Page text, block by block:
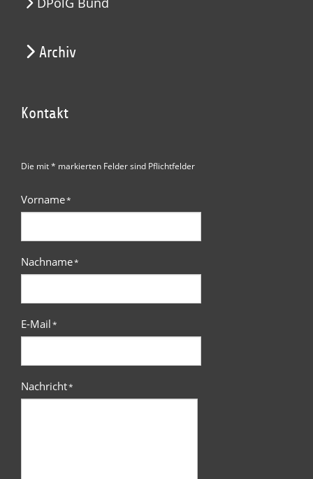
Archiv
Kontakt
Die mit * markierten Felder sind Pflichtfelder
Vorname*
Nachname*
E-Mail*
Nachricht*